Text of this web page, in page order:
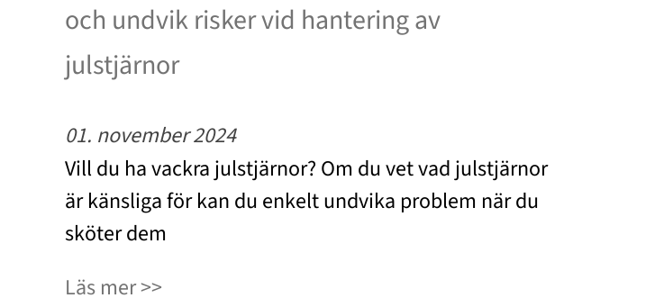
och undvik risker vid hantering av
julstjärnor
01. november 2024
Vill du ha vackra julstjärnor? Om du vet vad julstjärnor
är känsliga för kan du enkelt undvika problem när du
sköter dem
Läs mer